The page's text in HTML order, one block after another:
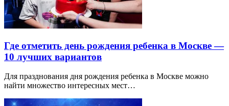
Где отметить день рождения ребенка в Москве —
10 лучших вариантов
Для празднования дня рождения ребенка в Москве можно
найти множество интересных мест…